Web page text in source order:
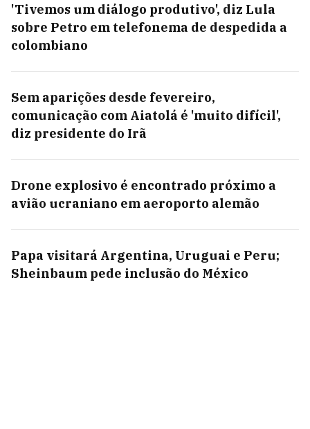
'Tivemos um diálogo produtivo', diz Lula
sobre Petro em telefonema de despedida a
colombiano
Sem aparições desde fevereiro,
comunicação com Aiatolá é 'muito difícil',
diz presidente do Irã
Drone explosivo é encontrado próximo a
avião ucraniano em aeroporto alemão
Papa visitará Argentina, Uruguai e Peru;
Sheinbaum pede inclusão do México